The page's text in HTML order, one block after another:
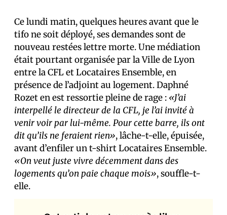
Ce lundi matin, quelques heures avant que le
tifo ne soit déployé, ses demandes sont de
nouveau restées lettre morte. Une médiation
était pourtant organisée par la Ville de Lyon
entre la CFL et Locataires Ensemble, en
présence de l’adjoint au logement. Daphné
Rozet en est ressortie pleine de rage : «J’ai
interpellé le directeur de la CFL, je l’ai invité à
venir voir par lui-même. Pour cette barre, ils ont
dit qu’ils ne feraient rien», lâche-t-elle, épuisée,
avant d’enfiler un t-shirt Locataires Ensemble.
«On veut juste vivre décemment dans des
logements qu’on paie chaque mois», souffle-t-
elle.